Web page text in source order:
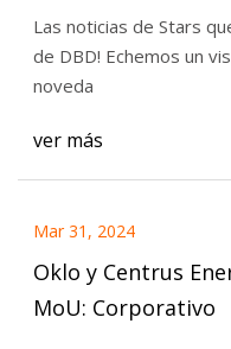
Las noticias de Stars que
de DBD! Echemos un vistazo a algunas de las últimas
noveda
ver más
Mar 31, 2024
Oklo y Centrus
MoU: Corporativo